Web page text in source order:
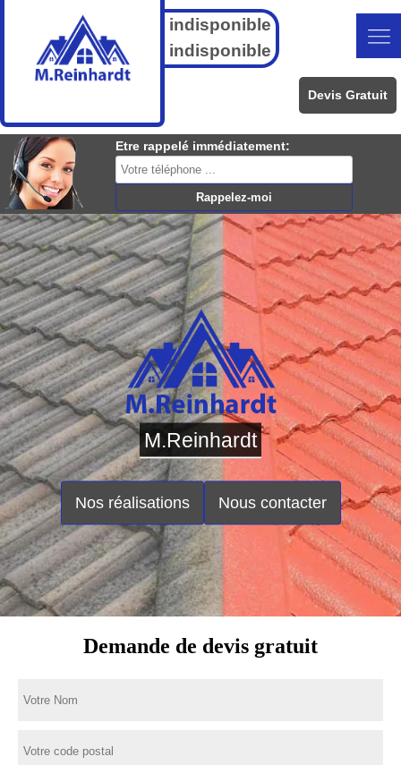
indisponible
indisponible
Devis Gratuit
Etre rappelé immédiatement:
M.Reinhardt
Nos réalisations Nous contacter
Demande de devis gratuit